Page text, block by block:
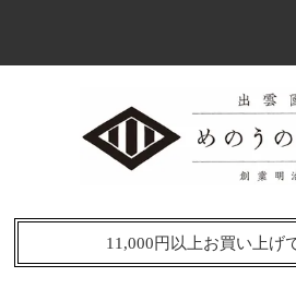
11,000円以上お買い上げ